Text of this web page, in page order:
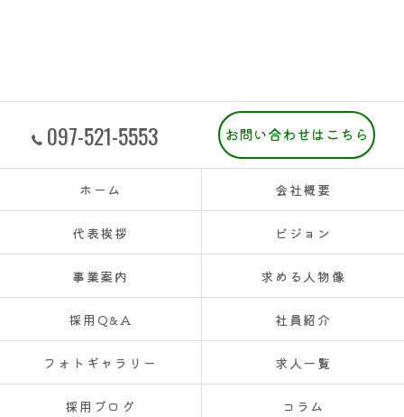
097-521-5553 お問い合わせはこちら
ホーム 会社概要
代表挨拶 ビジョン
事業案内 求める人物像
採用Q&A 社員紹介
フォトギャラリー 求人一覧
採用ブログ コラム